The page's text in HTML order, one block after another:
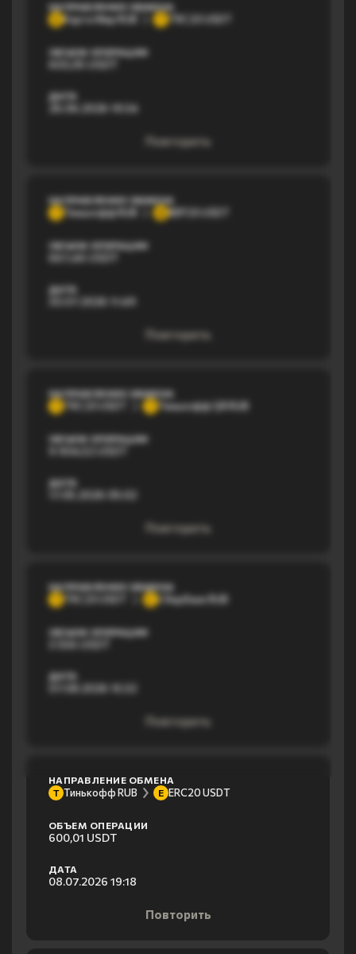
НАПРАВЛЕНИЕ ОБМЕНА
Карта Мир RUB
ОБЪЕМ ОПЕРАЦИИ
ДАТА
26.06.2026 19:34
Повторить
НАПРАВЛЕНИЕ ОБМЕНА
Т
Тинькофф RUB BEP20 USDT
ОБЪЕМ ОПЕРАЦИИ
ДАТА
30.07.2026 11:49
Повторить
НАПРАВЛЕНИЕ ОБМЕНА
T
Тинькофф QR RUB
ОБЪЕМ ОПЕРАЦИИ
ДАТА
17.05.2026 05:02
Повторить
НАПРАВЛЕНИЕ ОБМЕНА
T
Сбербанк RUB
ОБЪЕМ ОПЕРАЦИИ
ДАТА
07.08.2026 15:32
Повторить
НАПРАВЛЕНИЕ ОБМЕНА
Т Тинькофф RUB E ERC20 USDT
ОБЪЕМ ОПЕРАЦИИ
600,01 USDT
ДАТА
08.07.2026 19:18
Повторить